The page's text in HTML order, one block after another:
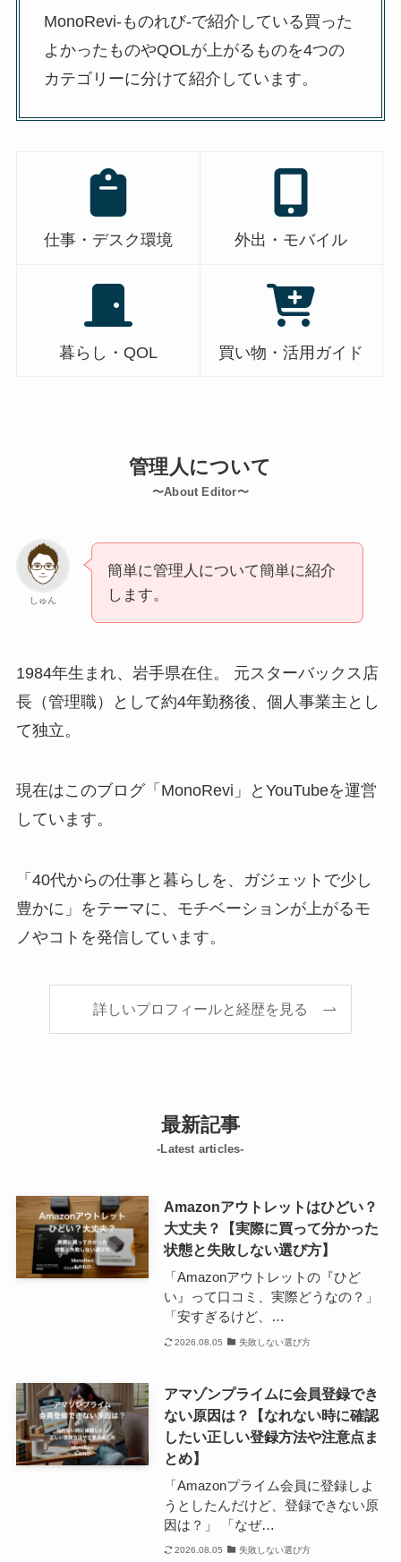
MonoRevi-ものれび-で紹介している買った
よかったものやQOLが上がるものを4つの
カテゴリーに分けて紹介しています。
仕事・デスク環境 外出・モバイル
暮らし・QOL 買い物・活用ガイド
管理人について
〜About Editor〜
しゅん
簡単に管理人について簡単に紹介
します。
1984年生まれ、岩手県在住。 元スターバックス店
長（管理職）として約4年勤務後、個人事業主とし
て独立。
現在はこのブログ「MonoRevi」とYouTubeを運営
しています。
「40代からの仕事と暮らしを、ガジェットで少し
豊かに」をテーマに、モチベーションが上がるモ
ノやコトを発信しています。
詳しいプロフィールと経歴を見る
最新記事
-Latest articles-
Amazonアウトレットはひどい？
大丈夫？【実際に買って分かった
状態と失敗しない選び方】
「Amazonアウトレットの『ひど
い』って口コミ、実際どうなの？」
「安すぎるけど、…
2026.08.05 失敗しない選び方
アマゾンプライムに会員登録でき
ない原因は？【なれない時に確認
したい正しい登録方法や注意点ま
とめ】
「Amazonプライム会員に登録しよ
うとしたんだけど、登録できない原
因は？」 「なぜ…
2026.08.05 失敗しない選び方